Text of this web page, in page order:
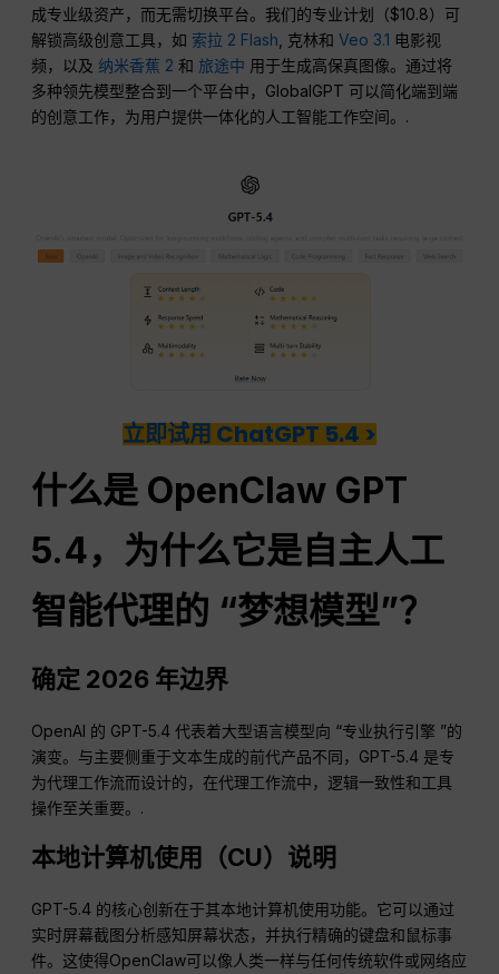
成专业级资产，而无需切换平台。我们的专业计划（$10.8）可
解锁高级创意工具，如 索拉 2 Flash , 克林和Veo 3.1 电影视
频，以及 纳米香蕉 2 和 旅途中 用于生成高保真图像。通过将
多种领先模型整合到一个平台中，GlobalGPT 可以简化端到端
的创意工作，为用户提供一体化的人工智能工作空间。.
立即试用 ChatGPT 5.4 >
什么是 OpenClaw GPT
5.4，为什么它是自主人工
智能代理的 “梦想模型”？
确定 2026 年边界
OpenAI 的 GPT-5.4 代表着大型语言模型向 “专业执行引擎 ”的
演变。与主要侧重于文本生成的前代产品不同，GPT-5.4 是专
为代理工作流而设计的，在代理工作流中，逻辑一致性和工具
操作至关重要。.
本地计算机使用（CU）说明
GPT-5.4 的核心创新在于其本地计算机使用功能。它可以通过
实时屏幕截图分析感知屏幕状态，并执行精确的键盘和鼠标事
件。这使得OpenClaw可以像人类一样与任何传统软件或网络应